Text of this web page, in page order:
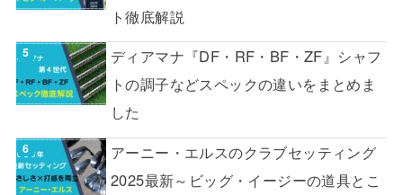
ト徹底解説
ディアマナ『DF・RF・BF・ZF』シャフ
トの調子などスペックの違いをまとめま
した
アーニー・エルスのクラブセッティング
2025最新～ビッグ・イージーの道具とこ